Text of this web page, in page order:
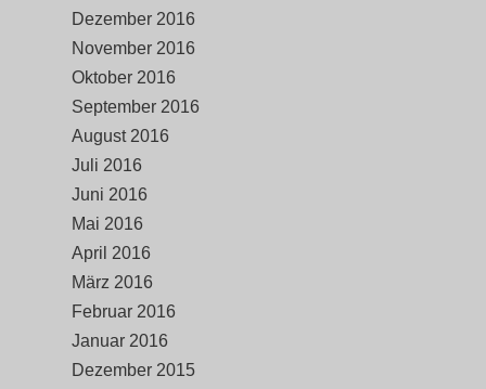
Dezember 2016
November 2016
Oktober 2016
September 2016
August 2016
Juli 2016
Juni 2016
Mai 2016
April 2016
März 2016
Februar 2016
Januar 2016
Dezember 2015